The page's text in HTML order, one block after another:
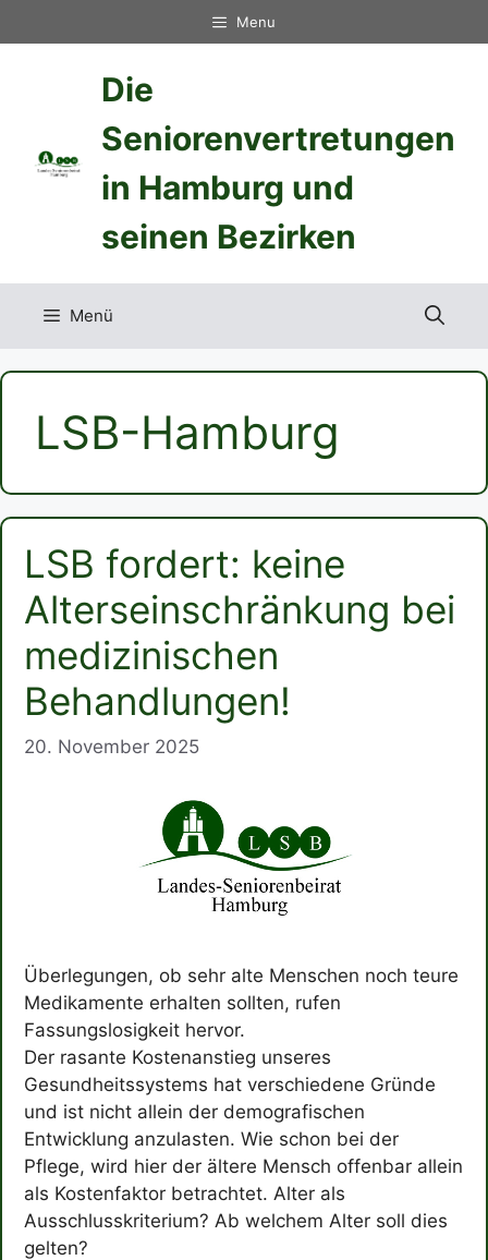
Inhalt
Menu
Die
Seniorenvertretungen
in Hamburg und
seinen Bezirken
Menü
LSB-Hamburg
LSB fordert: keine
Alterseinschränkung bei
medizinischen
Behandlungen!
20. November 2025
Überlegungen, ob sehr alte Menschen noch teure
Medikamente erhalten sollten, rufen
Fassungslosigkeit hervor.
Der rasante Kostenanstieg unseres
Gesundheitssystems hat verschiedene Gründe
und ist nicht allein der demografischen
Entwicklung anzulasten. Wie schon bei der
Pflege, wird hier der ältere Mensch offenbar allein
als Kostenfaktor betrachtet. Alter als
Ausschlusskriterium? Ab welchem Alter soll dies
gelten?